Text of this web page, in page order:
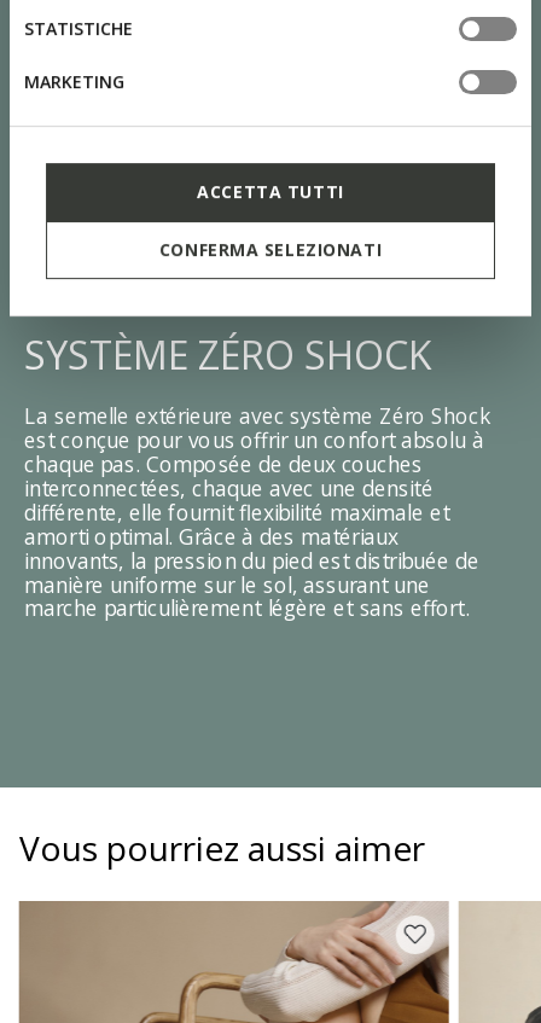
STATISTICHE
MARKETING
ACCETTA TUTTI
CONFERMA SELEZIONATI
SYSTÈME ZÉRO SHOCK
La semelle extérieure avec système Zéro Shock
est conçue pour vous offrir un confort absolu à
chaque pas. Composée de deux couches
interconnectées, chaque avec une densité
différente, elle fournit flexibilité maximale et
amorti optimal. Grâce à des matériaux
innovants, la pression du pied est distribuée de
manière uniforme sur le sol, assurant une
marche particulièrement légère et sans effort.
Vous pourriez aussi aimer